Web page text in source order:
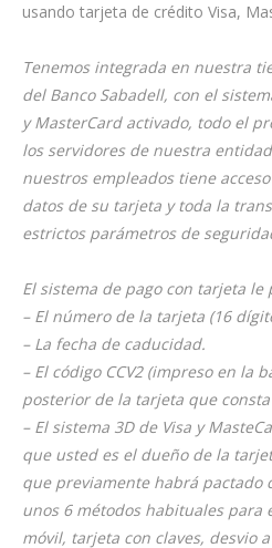
usando tarjeta de crédito Visa,
Tenemos integrada en nuestra
del Banco Sabadell, con el
y MasterCard activado, todo el
los servidores de nuestra
nuestros empleados tiene
datos de su tarjeta y toda la
estrictos parámetros de
El sistema de pago con tarjeta
– El número de la tarjeta (16
– La fecha de caducidad.
– El código CCV2 (impreso en la
posterior de la tarjeta que
– El sistema 3D de Visa y
que usted es el dueño de la
que previamente habrá pactado
unos 6 métodos habituales para
móvil, tarjeta con claves, desvio